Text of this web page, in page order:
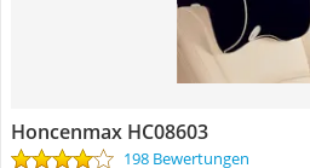
Honcenmax HC08603
198 Bewertungen